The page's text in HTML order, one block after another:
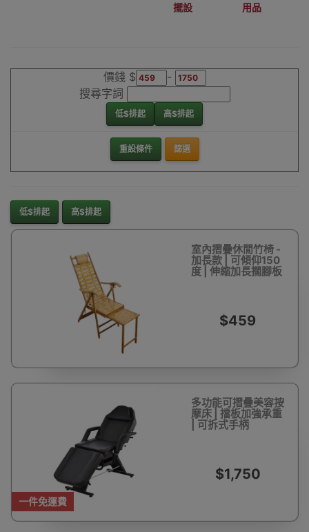
擺設
用品
價錢 $
-
搜尋字詞
低$排起 高$排起
重設條件 篩選
低$排起 高$排起
室內摺疊休閒竹椅 -
加長款 | 可傾仰150
度 | 伸縮加長擱腳板
$459
一件免運費
多功能可摺疊美容按
摩床 | 擋板加強承重
| 可拆式手柄
$1,750